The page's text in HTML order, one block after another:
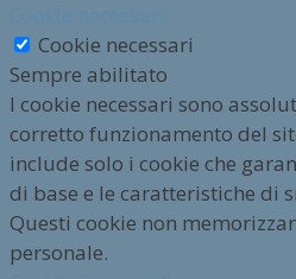
Cookie necessari
Sempre abilitato
I cookie necessari sono
corretto funzionamento del
include solo i cookie che
di base e le caratteristiche di
Questi cookie non
personale.